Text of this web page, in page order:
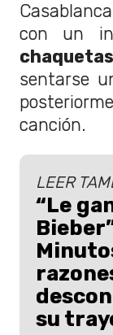
con un
sentarse
canción.
LEER
“Le
su